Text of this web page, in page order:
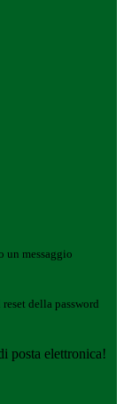
un messaggio
della password
posta elettronica!